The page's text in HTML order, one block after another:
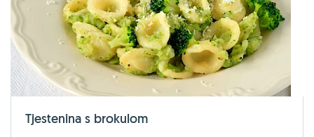
Tjestenina s brokulom